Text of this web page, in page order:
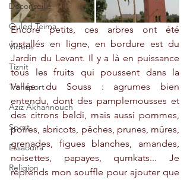
Déconseillé
Ouled Teima
Vidéos
Tiznit
Transport
Aziz Akhannouch
Sport
Essaouira
Religion
Encore petits, ces arbres ont été
installés en ligne, en bordure est du
Jardin du Levant. Il y a là en puissance
tous les fruits qui poussent dans la
Vallée du Souss : agrumes bien
entendu, dont des pamplemousses et
des citrons beldi, mais aussi pommes,
poires, abricots, pêches, prunes, mûres,
grenades, figues blanches, amandes,
noisettes, papayes, qumkats... Je
reprends mon souffle pour ajouter que